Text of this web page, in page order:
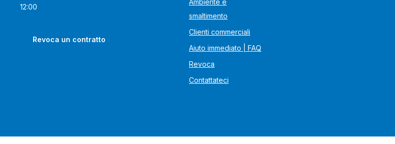
12:00
Revoca un contratto
Ambiente e
smaltimento
Clienti commerciali
Aiuto immediato | FAQ
Revoca
Contattateci